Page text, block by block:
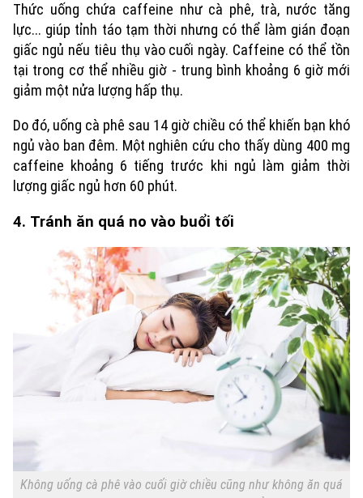
Thức uống chứa caffeine như cà phê, trà, nước tăng
lực... giúp tỉnh táo tạm thời nhưng có thể làm gián đoạn
giấc ngủ nếu tiêu thụ vào cuối ngày. Caffeine có thể tồn
tại trong cơ thể nhiều giờ - trung bình khoảng 6 giờ mới
giảm một nửa lượng hấp thụ.
Do đó, uống cà phê sau 14 giờ chiều có thể khiến bạn khó
ngủ vào ban đêm. Một nghiên cứu cho thấy dùng 400 mg
caffeine khoảng 6 tiếng trước khi ngủ làm giảm thời
lượng giấc ngủ hơn 60 phút.
4. Tránh ăn quá no vào buổi tối
Không uống cà phê vào cuối giờ chiều cũng như không ăn quá